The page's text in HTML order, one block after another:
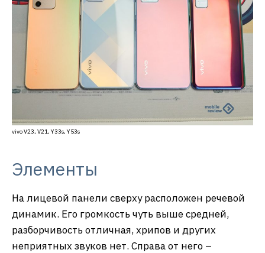
vivo V23, V21, Y33s, Y53s
Элементы
На лицевой панели сверху расположен речевой
динамик. Его громкость чуть выше средней,
разборчивость отличная, хрипов и других
неприятных звуков нет. Справа от него –